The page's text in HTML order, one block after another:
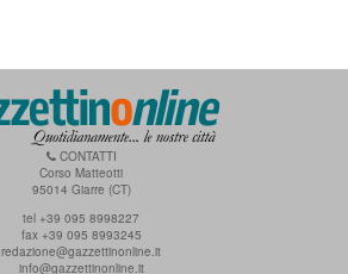
CONTATTI
Corso Matteotti
95014 Giarre (CT)
tel +39 095 8998227
fax +39 095 8993245
redazione@gazzettinonline.it
info@gazzettinonline.it